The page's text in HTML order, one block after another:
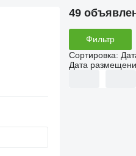
49
Фильтр
Сортировка:
Дата